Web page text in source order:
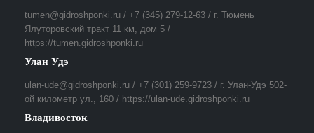
tumen@gidroshponki.ru / +7 (345) 279-12-63 / г. Тюмень
Ялуторовский тракт 11 км, дом 5 /
https://tumen.gidroshponki.ru
Улан Удэ
ulan-ude@gidroshponki.ru / +7 (301) 259-9723 / г. Улан-Удэ 502-
ой километр ул., 160 / https://ulan-ude.gidroshponki.ru
Владивосток